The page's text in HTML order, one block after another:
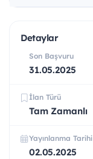
Detaylar
Son Başvuru
31.05.2025
İlan Türü
Tam Zamanlı
Yayınlanma Tarihi
02.05.2025